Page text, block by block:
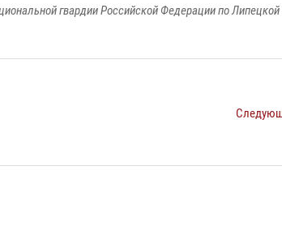
гвардии Российской Федерации по Липецкой